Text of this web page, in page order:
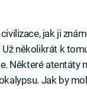
jak ji
Už několikrát k
Některé atentáty
Jak by